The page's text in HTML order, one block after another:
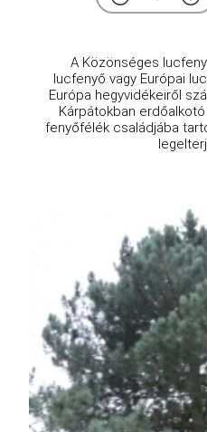
A Közönséges
lucfenyő vagy Európai
Európa hegyvidékeiről
Kárpátokban
fenyőfélék családjába